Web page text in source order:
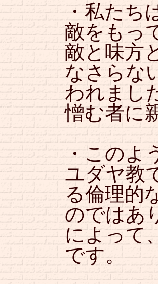
・私たち
敵をもっ
敵と味方
なさらな
われまし
憎む者に
・このよ
ユダヤ教
る倫理的
のではあ
によって
です。